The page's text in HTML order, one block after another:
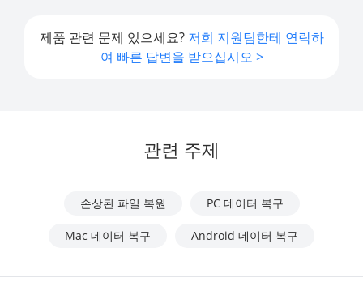
제품 관련 문제 있으세요? 저희 지원팀한테 연락하
여 빠른 답변을 받으십시오 >
관련 주제
손상된 파일 복원 PC 데이터 복구
Mac 데이터 복구 Android 데이터 복구